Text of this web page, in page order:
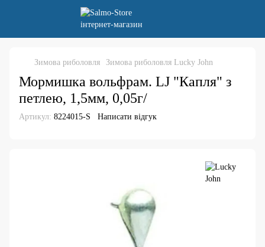
Зимова риболовля Зимова риболовля Lucky John
Мормишка вольфрам. LJ "Капля" з
петлею, 1,5мм, 0,05г/
Артикул: 8224015-S Написати відгук